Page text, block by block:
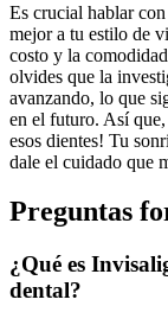
Es crucial hablar
mejor a tu estilo de
costo y la
olvides que la
avanzando, lo que
en el futuro. Así
esos dientes! Tu
dale el cuidado que
Preguntas
¿Qué es
dental?